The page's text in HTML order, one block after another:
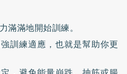
滿滿地開始訓練。
訓練適應，也就是幫助你更